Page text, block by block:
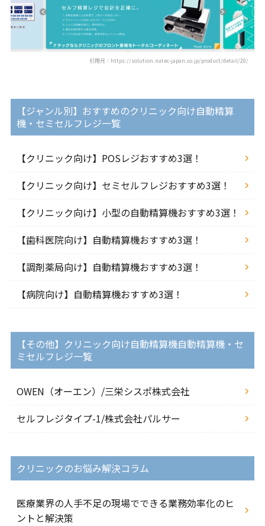
引用元：https://solution.natec-japan.co.jp/product/detail/20/
【ジャンル別】おすすめのクリニック向け自動精算
機・セミセルフレジ一覧
【クリニック向け】POSレジおすすめ3選！
【クリニック向け】セミセルフレジおすすめ3選！
【クリニック向け】小型の自動精算機おすすめ3選！
【歯科医院向け】自動精算機おすすめ3選！
【調剤薬局向け】自動精算機おすすめ3選！
【病院向け】自動精算機おすすめ3選！
【その他】クリニック向け自動精算機自動精算機・セ
ミセルフレジ一覧
OWEN（オーエン）/三栄シスポ株式会社
セルフレジタイプ-1/株式会社パルサー
クリニックのお悩み解決コラム
医療業界の人手不足の現場でできる業務効率化のヒ
ントと解決策